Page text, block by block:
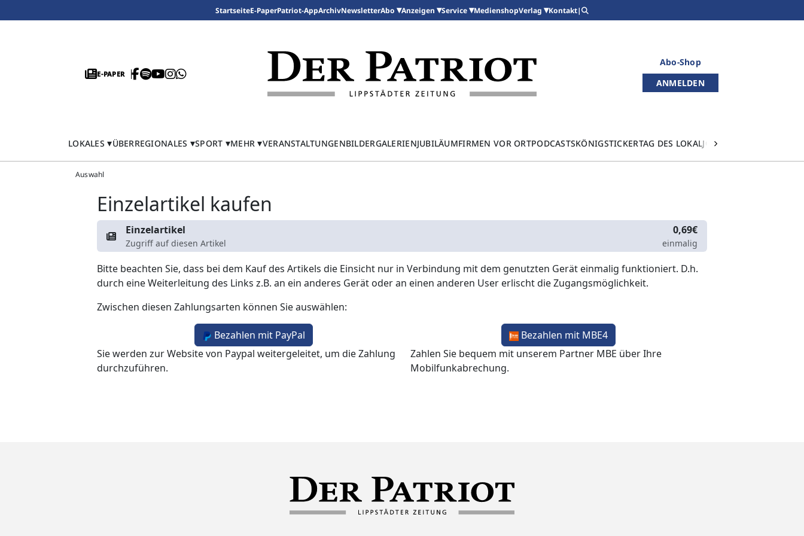
StartseiteE-PaperPatriot-AppArchivNewsletterAbo Anzeigen Service MedienshopVerlag Kontakt|
E-PAPER
Abo-Shop
ANMELDEN
LOKALES ÜBERREGIONALES SPORT MEHR VERANSTALTUNGENBILDERGALERIENJUBILÄUMFIRMEN VOR ORTPODCASTSKÖNIGSTICKERTAG DES LOKALJOURNALISMUS
Auswahl
Einzelartikel kaufen
Einzelartikel
Zugriff auf diesen Artikel
0,69€
einmalig
Bitte beachten Sie, dass bei dem Kauf des Artikels die Einsicht nur in Verbindung mit dem genutzten Gerät einmalig funktioniert. D.h.
durch eine Weiterleitung des Links z.B. an ein anderes Gerät oder an einen anderen User erlischt die Zugangsmöglichkeit.
Zwischen diesen Zahlungsarten können Sie auswählen:
Bezahlen mit PayPal
Sie werden zur Website von Paypal weitergeleitet, um die Zahlung
durchzuführen.
Bezahlen mit MBE4
Zahlen Sie bequem mit unserem Partner MBE über Ihre
Mobilfunkabrechung.